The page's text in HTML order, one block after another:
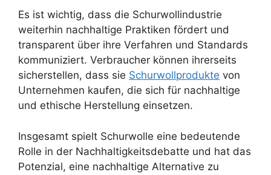
Es ist wichtig, dass die Schurwollindustrie
weiterhin nachhaltige Praktiken fördert und
transparent über ihre Verfahren und Standards
kommuniziert. Verbraucher können ihrerseits
sicherstellen, dass sie Schurwollprodukte von
Unternehmen kaufen, die sich für nachhaltige
und ethische Herstellung einsetzen.
Insgesamt spielt Schurwolle eine bedeutende
Rolle in der Nachhaltigkeitsdebatte und hat das
Potenzial, eine nachhaltige Alternative zu